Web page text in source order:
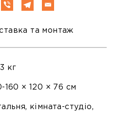
та монтаж
кг
160 × 120 × 76 см
кімната-студіо,